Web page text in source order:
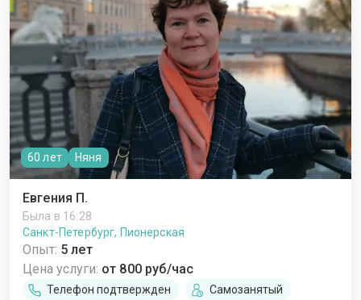
60 лет Няня
Евгения П.
Была в 16:28
Санкт-Петербург, Пионерская
Опыт: 5 лет
Цена услуги: от 800 руб/час
Телефон подтвержден Самозанятый